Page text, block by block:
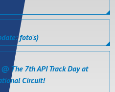
foto's)
The 7th API Track Day at
Circuit!